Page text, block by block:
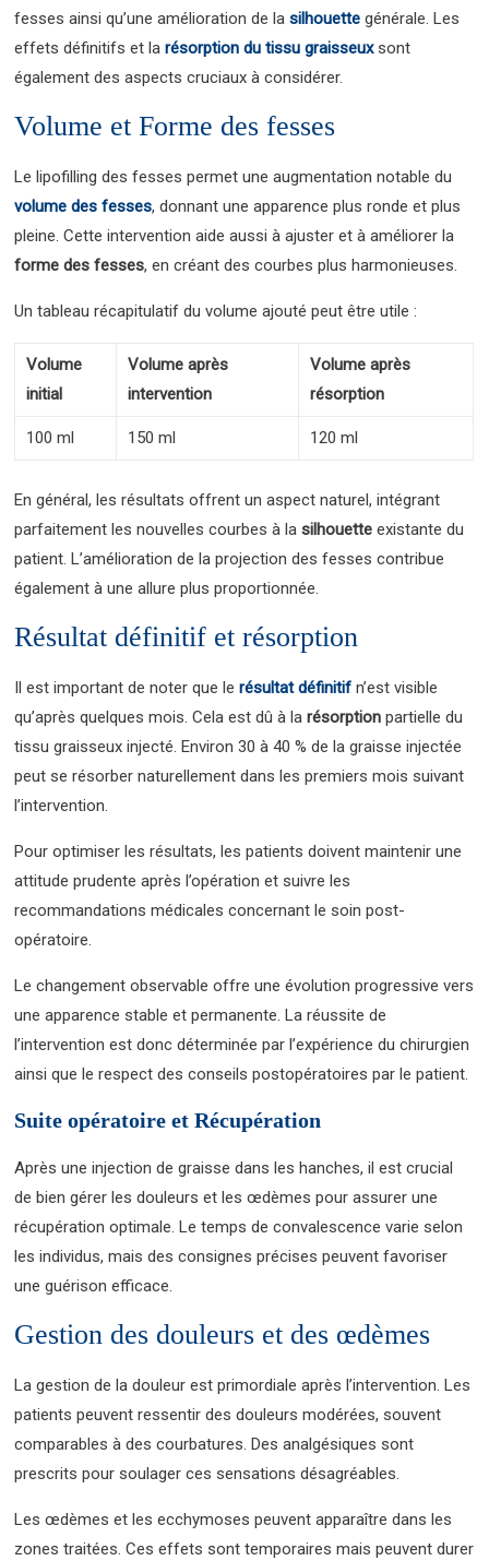
fesses ainsi qu’une amélioration de lasilhouette générale. Les
effets définitifs et larésorption du tissu graisseuxsont
également des aspects cruciaux à considérer.
Volume et Forme des fesses
Le lipofilling des fesses permet une augmentation notable du
volume des fesses, donnant une apparence plus ronde et plus
pleine. Cette intervention aide aussi à ajuster et à améliorer la
forme des fesses, en créant des courbes plus harmonieuses.
Un tableau récapitulatif du volume ajouté peut être utile :
Volume
initial
Volume après
intervention
Volume après
résorption
100 ml 150 ml 120 ml
En général, les résultats offrent un aspect naturel, intégrant
parfaitement les nouvelles courbes à lasilhouette existante du
patient. L’amélioration de la projection des fesses contribue
également à une allure plus proportionnée.
Résultat définitif et résorption
Il est important de noter que lerésultat définitif n’est visible
qu’après quelques mois. Cela est dû à larésorption partielle du
tissu graisseux injecté. Environ 30 à 40 % de la graisse injectée
peut se résorber naturellement dans les premiers mois suivant
l’intervention.
Pour optimiser les résultats, les patients doivent maintenir une
attitude prudente après l’opération et suivre les
recommandations médicales concernant le soin post-
opératoire.
Le changement observable offre une évolution progressive vers
une apparence stable et permanente. La réussite de
l’intervention est donc déterminée par l’expérience du chirurgien
ainsi que le respect des conseils postopératoires par le patient.
Suite opératoire et Récupération
Après une injection de graisse dans les hanches, il est crucial
de bien gérer les douleurs et les œdèmes pour assurer une
récupération optimale. Le temps de convalescence varie selon
les individus, mais des consignes précises peuvent favoriser
une guérison efficace.
Gestion des douleurs et des œdèmes
La gestion de la douleur est primordiale après l’intervention. Les
patients peuvent ressentir des douleurs modérées, souvent
comparables à des courbatures. Des analgésiques sont
prescrits pour soulager ces sensations désagréables.
Les œdèmes et les ecchymoses peuvent apparaître dans les
zones traitées. Ces effets sont temporaires mais peuvent durer